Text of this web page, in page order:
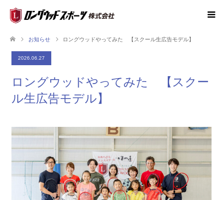
お知らせ ロングウッドやってみた 【スクール生広告モデル】
2026.06.27
ロングウッドやってみた 【スクー
ル生広告モデル】